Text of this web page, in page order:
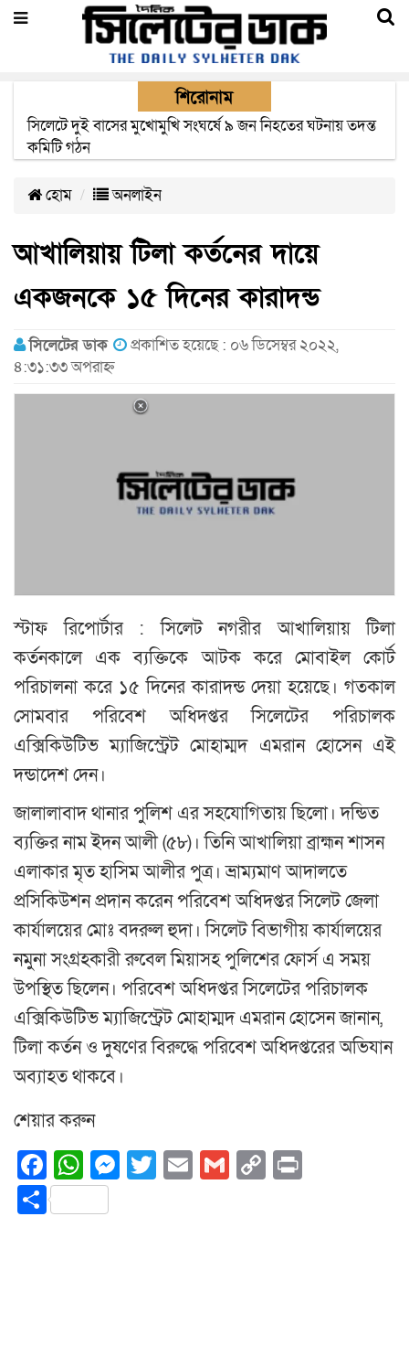
শিরোনাম
সিলেটে সড়ক দুর্ঘটনায় নিহতদের পরিবার পাচ্ছে ৫ লাখ টাকা করে
সরকারি অনুদান
হোম অনলাইন
আখালিয়ায় টিলা কর্তনের দায়ে
একজনকে ১৫ দিনের কারাদন্ড
সিলেটের ডাক
প্রকাশিত হয়েছে : ০৬ ডিসেম্বর ২০২২,
৪:৩১:৩৩ অপরাহ্ন
স্টাফ রিপোর্টার : সিলেট নগরীর আখালিয়ায় টিলা
কর্তনকালে এক ব্যক্তিকে আটক করে মোবাইল কোর্ট
পরিচালনা করে ১৫ দিনের কারাদন্ড দেয়া হয়েছে। গতকাল
সোমবার পরিবেশ অধিদপ্তর সিলেটের পরিচালক
এক্সিকিউটিভ ম্যাজিস্ট্রেট মোহাম্মদ এমরান হোসেন এই
দন্ডাদেশ দেন।
জালালাবাদ থানার পুলিশ এর সহযোগিতায় ছিলো। দন্ডিত
ব্যক্তির নাম ইদন আলী (৫৮)। তিনি আখালিয়া ব্রাহ্মন শাসন
এলাকার মৃত হাসিম আলীর পুত্র। ভ্রাম্যমাণ আদালতে
প্রসিকিউশন প্রদান করেন পরিবেশ অধিদপ্তর সিলেট জেলা
কার্যালয়ের মোঃ বদরুল হুদা। সিলেট বিভাগীয় কার্যালয়ের
নমুনা সংগ্রহকারী রুবেল মিয়াসহ পুলিশের ফোর্স এ সময়
উপস্থিত ছিলেন। পরিবেশ অধিদপ্তর সিলেটের পরিচালক
এক্সিকিউটিভ ম্যাজিস্ট্রেট মোহাম্মদ এমরান হোসেন জানান,
টিলা কর্তন ও দুষণের বিরুদ্ধে পরিবেশ অধিদপ্তরের অভিযান
অব্যাহত থাকবে।
শেয়ার করুন
Facebook
WhatsApp
Messenger
Twitter
EmailGmail
Copy
Share